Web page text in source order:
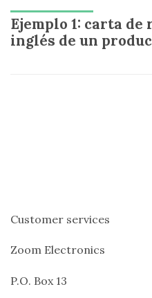
Ejemplo 1: carta
inglés de un
Customer services
Zoom Electronics
P.O. Box 13